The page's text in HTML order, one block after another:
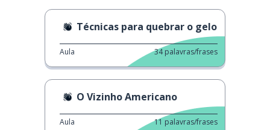
Técnicas para quebrar o gelo
Aula 34 palavras/frases
O Vizinho Americano
Aula 11 palavras/frases